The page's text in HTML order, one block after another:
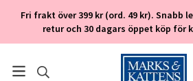
Fri frakt över 399 kr (ord. 49 kr). Snabb
retur och 30 dagars öppet köp för